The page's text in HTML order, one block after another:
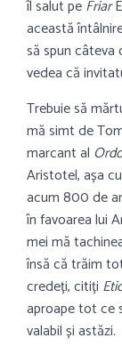
îl salut peFriar
această
să spun câteva
vedea că
Trebuie să
mă simt de
marcant al
Aristotel, așa
acum 800 de
în favoarea lui
mei mă
însă că trăim
credeți, citiți
aproape tot ce
valabil și astăzi.